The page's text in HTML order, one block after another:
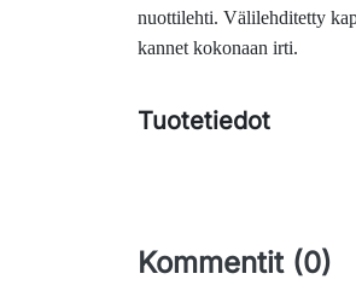
nuottilehti. Välilehditetty
kannet kokonaan irti.
Tuotetiedot
Kommentit (0)